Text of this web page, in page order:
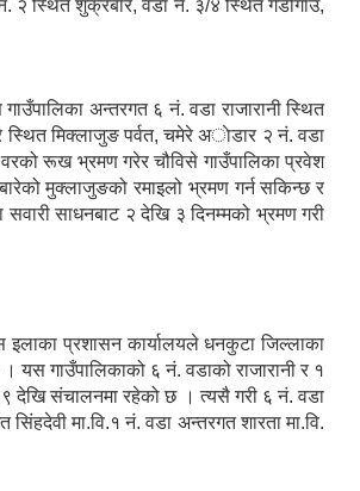
२ स्थित शुक्रबारे, वडा नं. ३/४ स्थित गडीगाउँ,
अन्तरगत ६ नं. वडा राजारानी स्थित
स्थित मिक्लाजुङ पर्वत, चमेरे अाेडार २ नं. वडा
रूख भ्रमण गरेर चौविसे गाउँपालिका प्रवेश
मुक्लाजुङको रमाइलो भ्रमण गर्न सकिन्छ र
साधनबाट २ देखि ३ दिनम्मको भ्रमण गरी
इलाका प्रशासन कार्यालयले धनकुटा जिल्लाका
यस गाउँपालिकाको ६ नं. वडाको राजारानी र १
देखि संचालनमा रहेको छ । त्यसै गरी ६ नं. वडा
मा.वि.१ नं. वडा अन्तरगत शारता मा.वि.